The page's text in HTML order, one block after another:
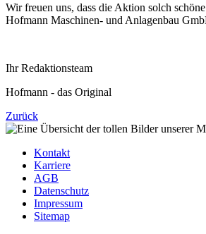
Wir freuen uns, dass die Aktion solch
Hofmann Maschinen- und Anlagenbau
Ihr Redaktionsteam
Hofmann - das Original
Zurück
Kontakt
Karriere
AGB
Datenschutz
Impressum
Sitemap